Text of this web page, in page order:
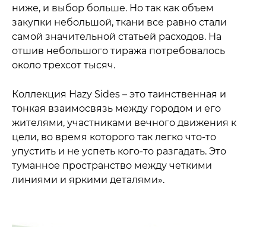
ниже, и выбор больше. Но так как объем
закупки небольшой, ткани все равно стали
самой значительной статьей расходов. На
отшив небольшого тиража потребовалось
около трехсот тысяч.
Коллекция Hazy Sides – это таинственная и
тонкая взаимосвязь между городом и его
жителями, участниками вечного движения к
цели, во время которого так легко что-то
упустить и не успеть кого-то разгадать. Это
туманное пространство между четкими
линиями и яркими деталями».